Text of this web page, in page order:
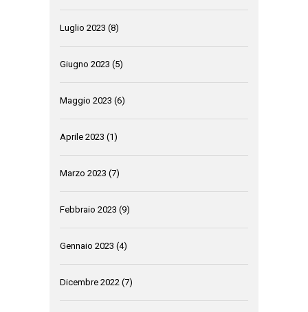
Luglio 2023 (8)
Giugno 2023 (5)
Maggio 2023 (6)
Aprile 2023 (1)
Marzo 2023 (7)
Febbraio 2023 (9)
Gennaio 2023 (4)
Dicembre 2022 (7)